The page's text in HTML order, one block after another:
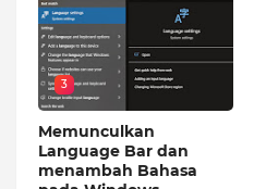
3
Memunculkan
Language Bar dan
menambah Bahasa